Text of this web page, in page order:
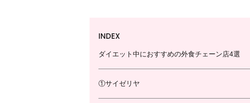
INDEX
ダイエット中におすすめの外食チェーン店4選
①サイゼリヤ